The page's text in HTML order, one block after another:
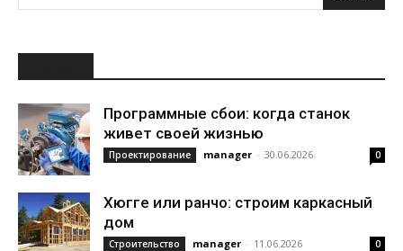
Программные сбои: когда станок
живет своей жизнью
Проектирование manager - 30.06.2026 0
Хюгге или ранчо: строим каркасный
дом
Строительство manager - 11.06.2026 0